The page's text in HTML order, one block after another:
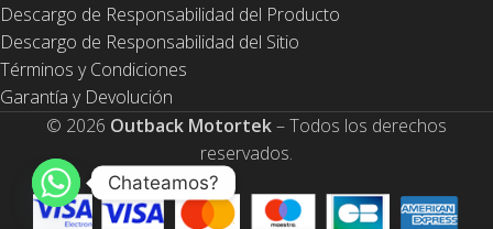
Descargo de Responsabilidad del Producto
Descargo de Responsabilidad del Sitio
Términos y Condiciones
Garantía y Devolución
© 2026 Outback Motortek– Todos los derechos
reservados.
Chateamos?